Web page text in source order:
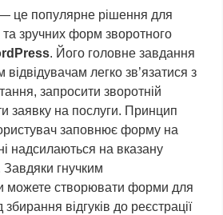
це популярне рішення для
зручних форм зворотного
. Його головне завдання
легко зв’язатися з
запросити зворотній
заявку на послуги. Принцип
заповнює форму на
надсилаються на вказану
Завдяки гнучким
можете створювати форми для
збирання відгуків до реєстрації